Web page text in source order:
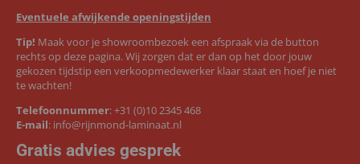
Eventuele afwijkende openingstijden
Tip! Maak voor je showroombezoek een afspraak via de button
rechts op deze pagina. Wij zorgen dat er dan op het door jouw
gekozen tijdstip een verkoopmedewerker klaar staat en hoef je niet
te wachten!
Telefoonnummer:+31 (0)10 2345 468
E-mail: info@rijnmond-laminaat.nl
Gratis advies gesprek